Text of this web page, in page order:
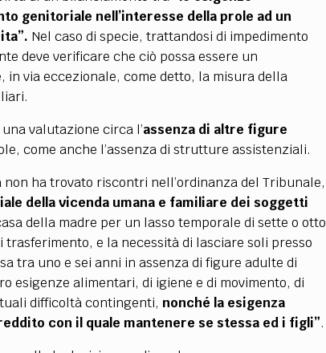
genitoriale nell’interesse della prole ad un
Nel caso di specie, trattandosi di impedimento
deve verificare che ciò possa essere un
in via eccezionale, come detto, la misura della
valutazione circa l’assenza di altre figure
come anche l’assenza di strutture assistenziali.
ha trovato riscontri nell’ordinanza del Tribunale,
della vicenda umana e familiare dei soggetti
della madre per un lasso temporale di sette o otto
e la necessità di lasciare soli presso
tra uno e sei anni in assenza di figure adulte di
esigenze alimentari, di igiene e di movimento, di
difficoltà contingenti, nonché la esigenza
con il quale mantenere se stessa ed i figli”.